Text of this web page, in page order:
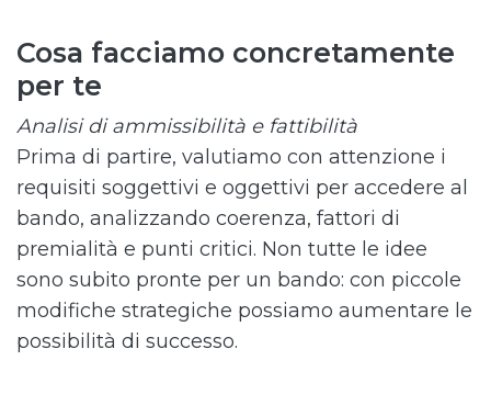
Cosa facciamo concretamente
per te
Analisi di ammissibilità e fattibilità
Prima di partire, valutiamo con attenzione i
requisiti soggettivi e oggettivi per accedere al
bando, analizzando coerenza, fattori di
premialità e punti critici. Non tutte le idee
sono subito pronte per un bando: con piccole
modifiche strategiche possiamo aumentare le
possibilità di successo.